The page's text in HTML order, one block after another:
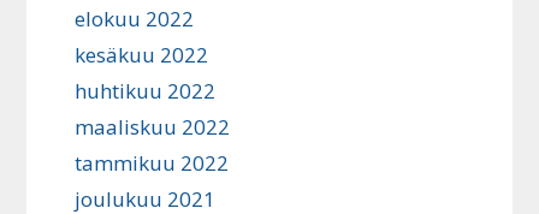
elokuu 2022
kesäkuu 2022
huhtikuu 2022
maaliskuu 2022
tammikuu 2022
joulukuu 2021